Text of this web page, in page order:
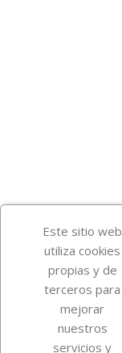
Este sitio web
utiliza cookies
propias y de
terceros para
mejorar
nuestros
servicios y